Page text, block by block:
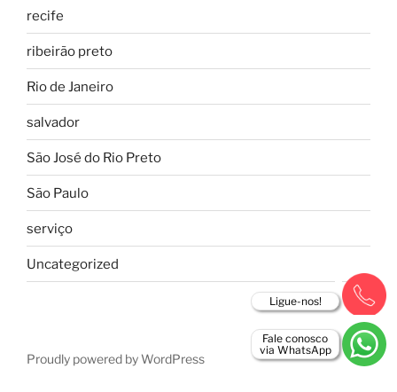
Fale conosco
via WhatsApp
Ligue-nos!
recife
ribeirão preto
Rio de Janeiro
salvador
São José do Rio Preto
São Paulo
serviço
Uncategorized
Proudly powered by WordPress